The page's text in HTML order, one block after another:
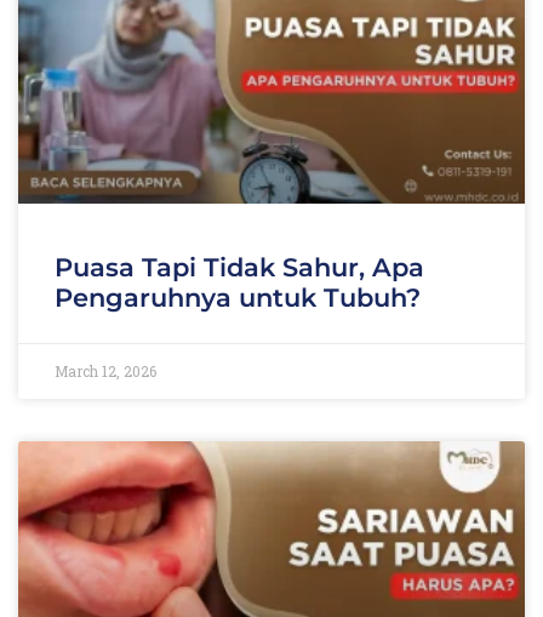
Puasa Tapi Tidak Sahur, Apa
Pengaruhnya untuk Tubuh?
March 12, 2026